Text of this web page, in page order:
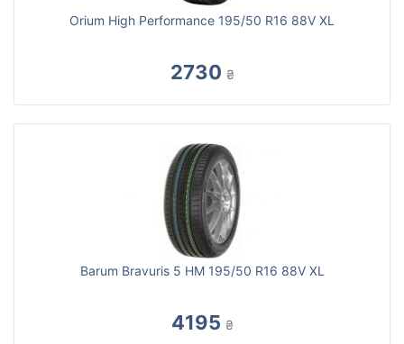
Orium High Performance 195/50 R16 88V XL
2730 ₴
Barum Bravuris 5 HM 195/50 R16 88V XL
4195 ₴